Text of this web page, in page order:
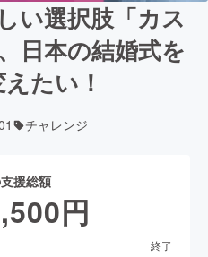
い選択肢「カス
日本の結婚式を
たい！
チャレンジ
援総額
円
終了